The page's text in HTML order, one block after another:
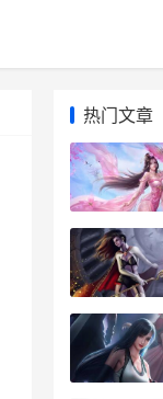
热门文章